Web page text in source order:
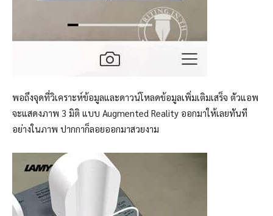
พอถึงจุดที่วิเคราะห์ข้อมูลและดาวน์โหลดข้อมูลเพิ่มเติมเสร็จ ตัวแอพ
จะแสดงภาพ 3 มิติ แบบ Augmented Reality ออกมาให้เลยทันที
อย่างในภาพ ปากกาก็ลอยออกมาสวยงาม